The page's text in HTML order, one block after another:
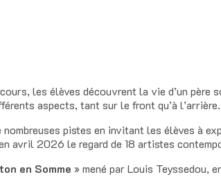
les élèves découvrent la vie d’un père
aspects, tant sur le front qu’à l’arrière.
nombreuses pistes en invitant les élèves à
avril 2026 le regard de 18 artistes
en Somme » mené par Louis Teyssedou,